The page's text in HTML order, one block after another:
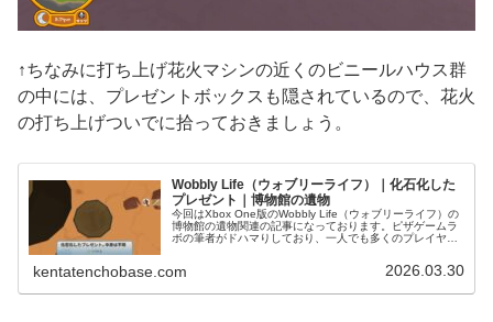
↑ちなみに打ち上げ花火マシンの近くのビニールハウス群
の中には、プレゼントボックスも隠されているので、花火
の打ち上げついでに拾っておきましょう。
Wobbly Life（ウォブリーライフ）｜化石化した
プレゼント｜博物館の遺物
今回はXbox One版のWobbly Life（ウォブリーライフ）の
博物館の遺物関連の記事になっております。ピザゲームラ
ボの筆者がドハマりしており、一人でも多くのプレイヤー
kentatenchobase.com 2026.03.30